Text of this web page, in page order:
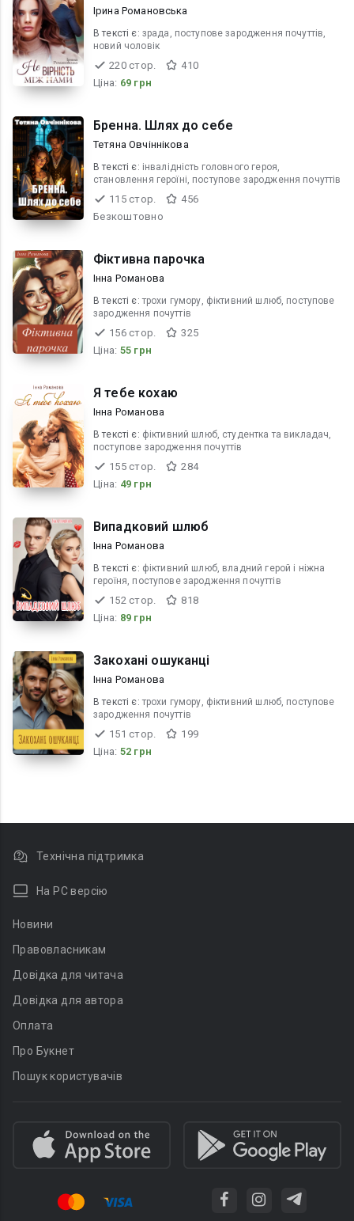
Ірина Романовська
В текcті є: зрада, поступове зародження почуттів,
новий чоловік
220 стор.
410
Ціна: 69 грн
Бренна. Шлях до себе
Тетяна Овчіннікова
В текcті є: інвалідність головного героя,
становлення героїні, поступове зародження почуттів
115 стор.
456
Безкоштовно
Фіктивна парочка
Інна Романова
В текcті є:трохи гумору, фіктивний шлюб, поступове
зародження почуттів
156 стор.
325
Ціна: 55 грн
Я тебе кохаю
Інна Романова
В текcті є: фіктивний шлюб, студентка та викладач,
поступове зародження почуттів
155 стор.
284
Ціна: 49 грн
Випадковий шлюб
Інна Романова
В текcті є: фіктивний шлюб, владний герой і ніжна
героїня, поступове зародження почуттів
152 стор.
818
Ціна: 89 грн
Закохані ошуканці
Інна Романова
В текcті є:трохи гумору, фіктивний шлюб, поступове
зародження почуттів
151 стор.
199
Ціна: 52 грн
Технічна підтримка
На PC версію
Новини
Правовласникам
Довідка для читача
Довідка для автора
Оплата
Про Букнет
Пошук користувачів